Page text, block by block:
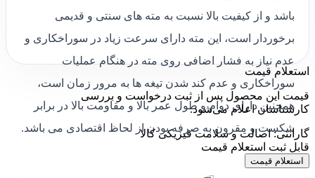
باشد و از کیفیت بالا نسبت به مته های سنتی و قدیمی
برخوردار است، این مته دارای سرعت زیاد در سوراخکاری و
عدم نیاز به فشار اضافی روی مته در هنگام عملیات
سوراخکاری و عدم کند شدن تیغه ها به مرور زمان است،
همچنین دارای دوام و طول عمر بالا و مقاومت بالا در برابر
شکست و مقرون به صرفه بودن از لحاظ اقتصادی می باشد.
استعلام قیمت
قیمت این محصول پس از ثبت درخواست و بررسی
کارشناسان اعلام می‌شود.
گارانتی: اصالت و سلامت فیزیکی کالا
قابل ثبت استعلام قیمت
استعلام قیمت